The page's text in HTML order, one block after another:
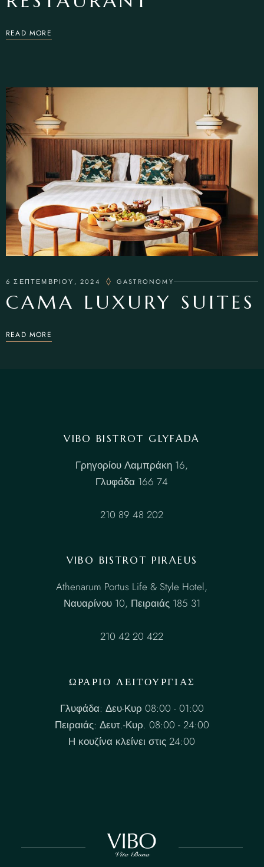
READ MORE
6 ΣΕΠΤΕΜΒΡΙΟΥ, 2024 GASTRONOMY
CAMA LUXURY SUITES
READ MORE
VIBO BISTROT GLYFADA
Γρηγορίου Λαμπράκη 16,
Γλυφάδα 166 74
210 89 48 202
VIBO BISTROT PIRAEUS
Athenarum Portus Life & Style Hotel,
Ναυαρίνου 10, Πειραιάς 185 31
210 42 20 422
ΩΡΑΡΙΟ ΛΕΙΤΟΥΡΓΙΑΣ
Γλυφάδα: Δευ-Κυρ 08:00 - 01:00
Πειραιάς: Δευτ.-Κυρ. 08:00 - 24:00
Η κουζίνα κλείνει στις 24:00